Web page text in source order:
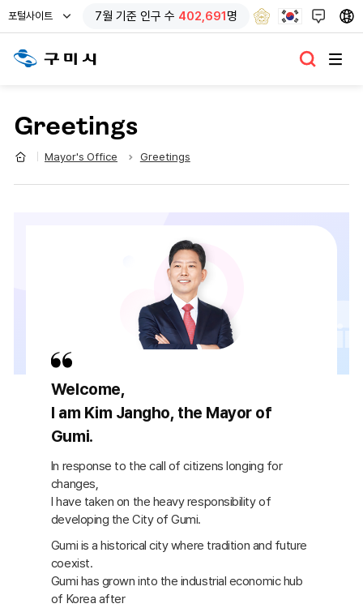
포털사이트 7월 기준 인구 수 402,691명
Greetings
Mayor's Office Greetings
Welcome,
I am Kim Jangho, the Mayor of
Gumi.
In response to the call of citizens longing for
changes,
I have taken on the heavy responsibility of
developing the City of Gumi.
Gumi is a historical city where tradition and future
coexist.
Gumi has grown into the industrial economic hub
of Korea after